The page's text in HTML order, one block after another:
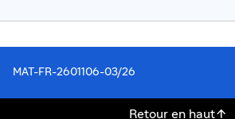
MAT-FR-2601106-03/26
Retour en haut